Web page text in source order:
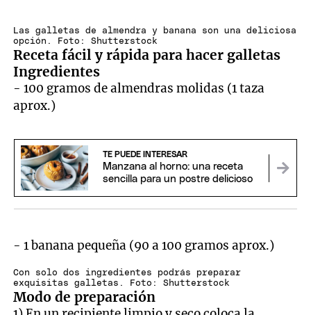
Las galletas de almendra y banana son una deliciosa
opción. Foto: Shutterstock
Receta fácil y rápida para hacer galletas
Ingredientes
- 100 gramos de almendras molidas (1 taza
aprox.)
TE PUEDE INTERESAR
Manzana al horno: una receta
sencilla para un postre delicioso
- 1 banana pequeña (90 a 100 gramos aprox.)
Con solo dos ingredientes podrás preparar
exquisitas galletas. Foto: Shutterstock
Modo de preparación